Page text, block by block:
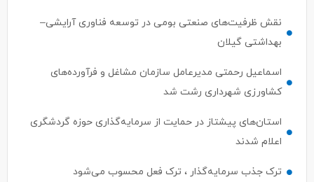
نقش ظرفیت‌های صنعتی بومی در توسعه فناوری آرایشی–
بهداشتی گیلان
اسماعیل رحمتی مدیرعامل سازمان مشاغل و فرآورده‌های
کشاورزی شهرداری رشت شد
استان‌های پیشتاز در حمایت از سرمایه‌گذاری حوزه گردشگری
اعلام شدند
ترک جذب سرمایه‌گذار ، ترک فعل محسوب می‌شود